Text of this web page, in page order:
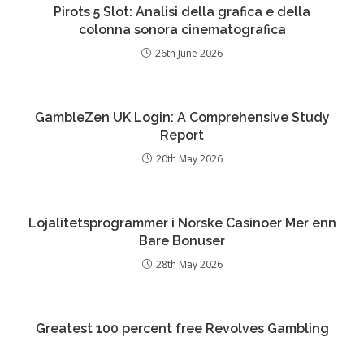
Pirots 5 Slot: Analisi della grafica e della
colonna sonora cinematografica
26th June 2026
GambleZen UK Login: A Comprehensive Study
Report
20th May 2026
Lojalitetsprogrammer i Norske Casinoer Mer enn
Bare Bonuser
28th May 2026
Greatest 100 percent free Revolves Gambling